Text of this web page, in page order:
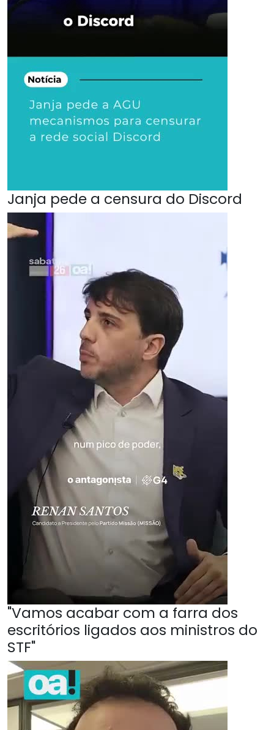
Janja pede a censura do Discord
"Vamos acabar com a farra dos
escritórios ligados aos ministros do
STF"